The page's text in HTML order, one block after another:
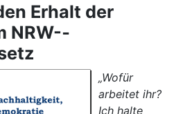
Erhalt der
NRW-­
„Wofür
arbeitet ihr?
Ich halte